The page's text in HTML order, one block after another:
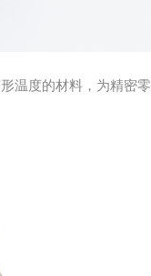
温度的材料，为精密